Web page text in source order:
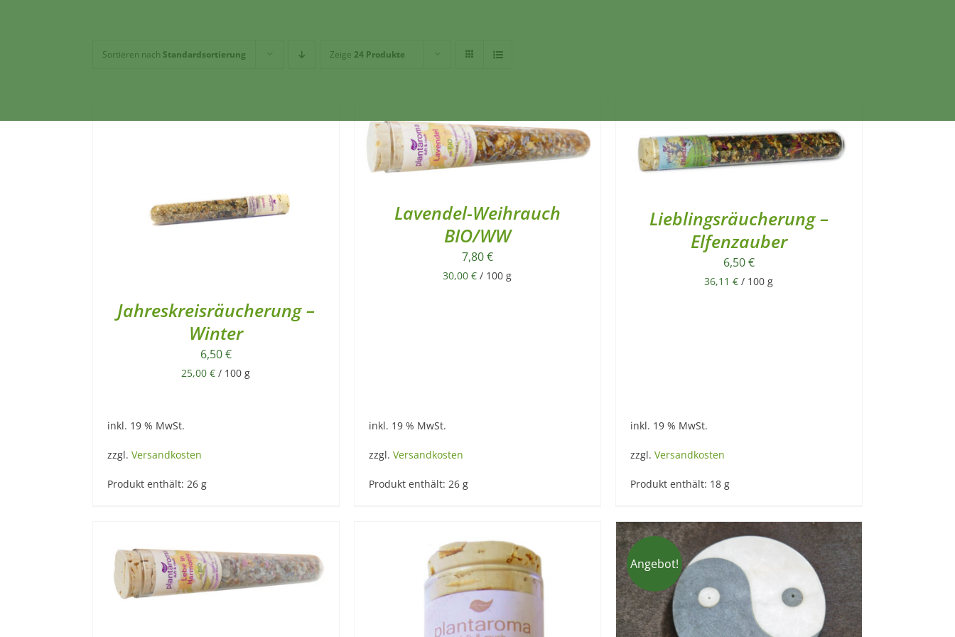
Sortieren nach Standardsortierung Zeige 24 Produkte
Jahreskreisräucherung –
Winter
6,50€
25,00€ / 100 g
inkl. 19 % MwSt.
zzgl. Versandkosten
Produkt enthält: 26 g
Lavendel-Weihrauch
BIO/WW
7,80€
30,00€ / 100 g
inkl. 19 % MwSt.
zzgl. Versandkosten
Produkt enthält: 26 g
Lieblingsräucherung –
Elfenzauber
6,50€
36,11€ / 100 g
inkl. 19 % MwSt.
zzgl. Versandkosten
Produkt enthält: 18 g
Angebot!